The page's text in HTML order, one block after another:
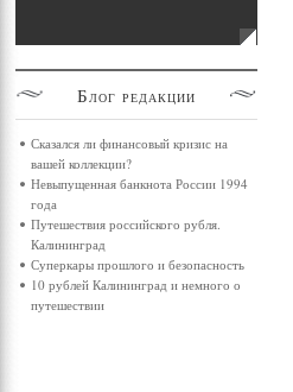
Блог редакции
Сказался ли финансовый кризис на
вашей коллекции?
Невыпущенная банкнота России 1994
года
Путешествия российского рубля.
Калининград
Суперкары прошлого и безопасность
10 рублей Калининград и немного о
путешествии